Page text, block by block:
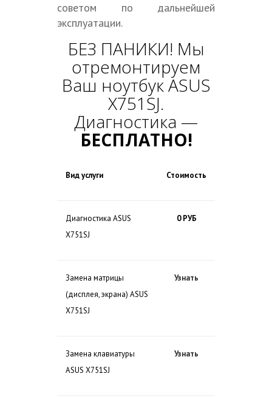
советом по дальнейшей
эксплуатации.
БЕЗ ПАНИКИ! Мы
отремонтируем
Ваш ноутбук ASUS
X751SJ.
Диагностика —
БЕСПЛАТНО!
Вид услуги Стоимость
Диагностика ASUS
X751SJ
0 РУБ
Замена матрицы
(дисплея, экрана) ASUS
X751SJ
Узнать
Замена клавиатуры
ASUS X751SJ
Узнать